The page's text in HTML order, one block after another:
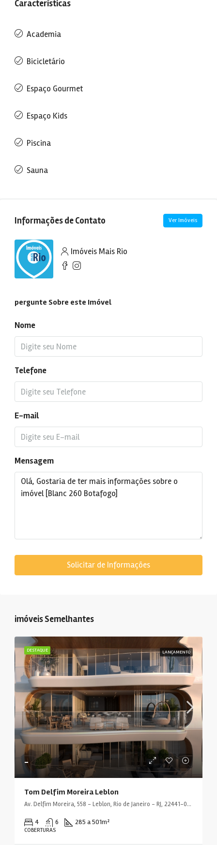
Características
Academia
Bicicletário
Espaço Gourmet
Espaço Kids
Piscina
Sauna
Informações de Contato Ver Imóveis
Imóveis Mais Rio
pergunte Sobre este Imóvel
Nome
Telefone
E-mail
Mensagem
Solicitar de Informações
imóveis Semelhantes
DESTAQUE LANÇAMENTO
-
Tom Delfim Moreira Leblon
Av. Delfim Moreira, 558 - Leblon, Rio de Janeiro - RJ, 22441-000, Brasil
4 6 285 a 501m²
COBERTURAS